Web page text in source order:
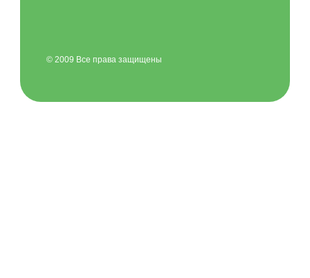
© 2009 Все права защищены